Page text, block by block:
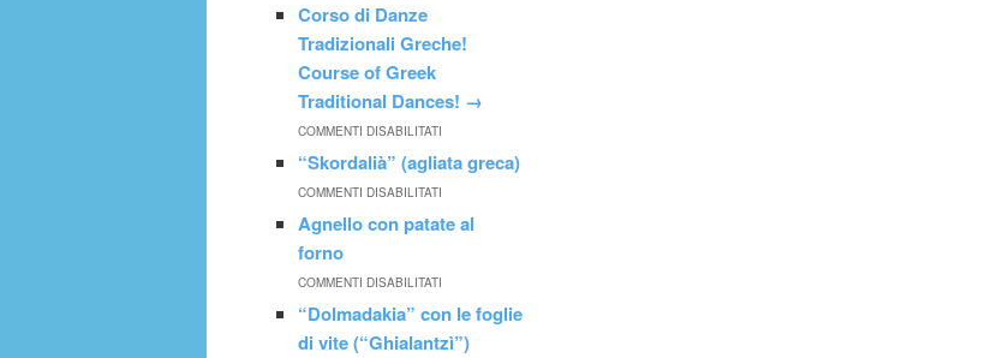
Corso di Danze
Tradizionali Greche!
Course of Greek
Traditional Dances! →
COMMENTI DISABILITATI
“Skordalià” (agliata greca)
COMMENTI DISABILITATI
Agnello con patate al
forno
COMMENTI DISABILITATI
“Dolmadakia” con le foglie
di vite (“Ghialantzì”)